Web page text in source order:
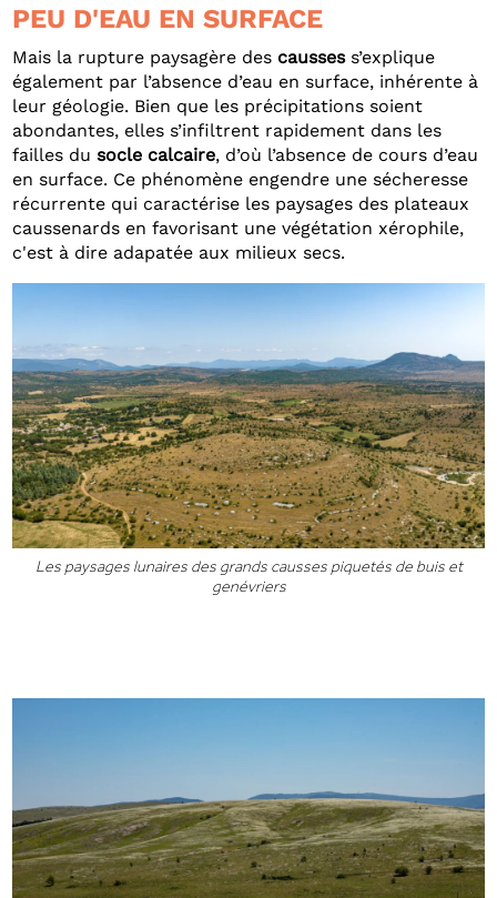
PEU D'EAU EN SURFACE
Mais la rupture paysagère des caussess’explique
également par l’absence d’eau en surface, inhérente à
leur géologie. Bien que les précipitations soient
abondantes, elles s’infiltrent rapidement dans les
failles dusocle calcaire, d’où l’absence de cours d’eau
en surface. Ce phénomène engendre une sécheresse
récurrente qui caractérise les paysages des plateaux
caussenards en favorisant une végétation xérophile,
c'est à dire adapatée aux milieux secs.
Les paysages lunaires des grands causses piquetés de buis et
genévriers